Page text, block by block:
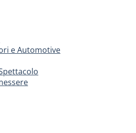
e Automotive